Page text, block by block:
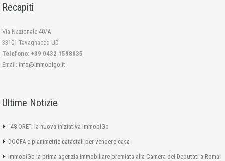
Recapiti
Via Nazionale 40/A
33101 Tavagnacco UD
Telefono: +39 0432 1598035
Email: info@immobigo.it
Ultime Notizie
“48 ORE”: la nuova iniziativa ImmobiGo
DOCFA e planimetrie catastali per vendere casa
ImmobiGo la prima agenzia immobiliare premiata alla Camera dei Deputati a Roma: